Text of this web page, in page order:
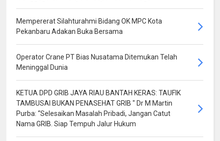
Mempererat Silahturahmi Bidang OK MPC Kota
Pekanbaru Adakan Buka Bersama
Operator Crane PT Bias Nusatama Ditemukan Telah
Meninggal Dunia
KETUA DPD GRIB JAYA RIAU BANTAH KERAS: TAUFIK
TAMBUSAI BUKAN PENASEHAT GRIB " Dr M Martin
Purba: “Selesaikan Masalah Pribadi, Jangan Catut
Nama GRIB. Siap Tempuh Jalur Hukum